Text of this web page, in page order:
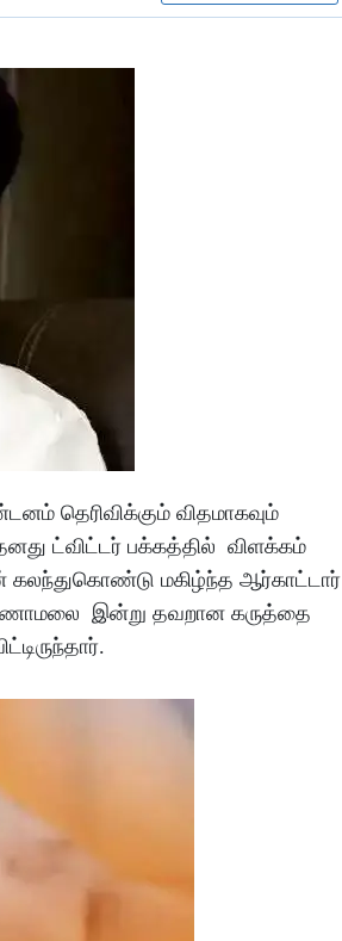
தெரிவிக்கும் விதமாகவும்
ட்விட்டர் பக்கத்தில் விளக்கம்
கலந்துகொண்டு மகிழ்ந்த ஆர்காட்டார்
இன்று தவறான கருத்தை